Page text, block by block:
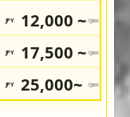
JPY 12,000 ~ /pax
JPY 17,500 ~ /pax
JPY 25,000~ /pax